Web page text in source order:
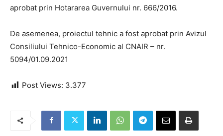
aprobat prin Hotararea Guvernului nr. 666/2016.
De asemenea, proiectul tehnic a fost aprobat prin Avizul
Consiliului Tehnico-Economic al CNAIR – nr.
5094/01.09.2021
Post Views: 3.377